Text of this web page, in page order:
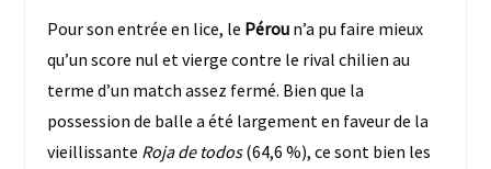
Pour son entrée en lice, le Pérou n’a pu faire mieux
qu’un score nul et vierge contre le rival chilien au
terme d’un match assez fermé. Bien que la
possession de balle a été largement en faveur de la
vieillissante Roja de todos(64,6 %), ce sont bien les